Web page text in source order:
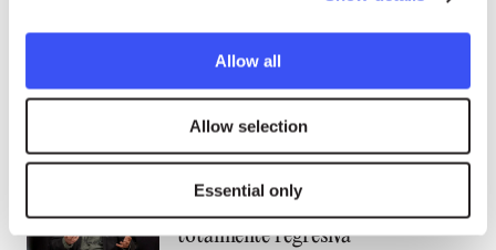
Allow all
Allow selection
Essential only
Cecosesola moviliza la solidaridad
comunitaria tras doble terremoto
en Venezuela
22.06.26
Juan Pablo Orrego Silva sobre el
gobierno de Chile: “La ofensiva es
totalmente regresiva”